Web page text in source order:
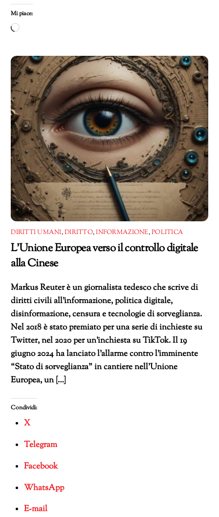
Mi piace:
Caricamento
corso…
DIRITTI UMANI,DIRITTO,INFORMAZIONE,POLITICA
L’Unione Europea verso il controllo digitale
alla Cinese
Markus Reuter è un giornalista tedesco che scrive di
diritti civili all’informazione, politica digitale,
disinformazione, censura e tecnologie di sorveglianza.
Nel 2018 è stato premiato per una serie di inchieste su
Twitter, nel 2020 per un’inchiesta su TikTok. Il 19
giugno 2024 ha lanciato l’allarme contro l’imminente
“Stato di sorveglianza” in cantiere nell’Unione
Europea, un […]
Condividi:
X
Telegram
Facebook
WhatsApp
E-mail